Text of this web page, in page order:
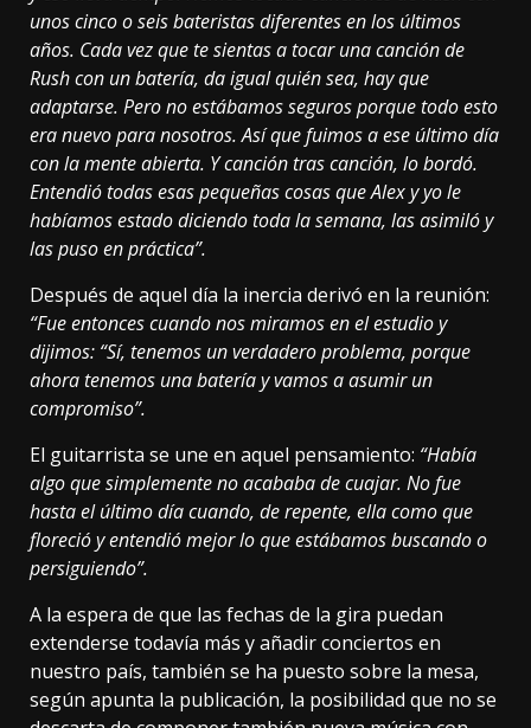
unos cinco o seis bateristas diferentes en los últimos
años. Cada vez que te sientas a tocar una canción de
Rush con un batería, da igual quién sea, hay que
adaptarse. Pero no estábamos seguros porque todo esto
era nuevo para nosotros. Así que fuimos a ese último día
con la mente abierta. Y canción tras canción, lo bordó.
Entendió todas esas pequeñas cosas que Alex y yo le
habíamos estado diciendo toda la semana, las asimiló y
las puso en práctica”.
Después de aquel día la inercia derivó en la reunión:
“Fue entonces cuando nos miramos en el estudio y
dijimos: “Sí, tenemos un verdadero problema, porque
ahora tenemos una batería y vamos a asumir un
compromiso”.
El guitarrista se une en aquel pensamiento: “Había
algo que simplemente no acababa de cuajar. No fue
hasta el último día cuando, de repente, ella como que
floreció y entendió mejor lo que estábamos buscando o
persiguiendo”.
A la espera de que las fechas de la gira puedan
extenderse todavía más y añadir conciertos en
nuestro país, también se ha puesto sobre la mesa,
según apunta la publicación, la posibilidad que no se